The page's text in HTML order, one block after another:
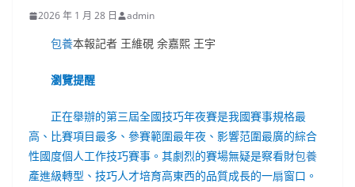
2026 年 1 月 28 日 admin
包養本報記者 王維硯 余嘉熙 王宇
瀏覽提醒
正在舉辦的第三屆全國技巧年夜賽是我國賽事規格最
高、比賽項目最多、參賽範圍最年夜、影響范圍最廣的綜合
性國度個人工作技巧賽事。其劇烈的賽場無疑是察看財包養
產進級轉型、技巧人才培育高東西的品質成長的一扇窗口。